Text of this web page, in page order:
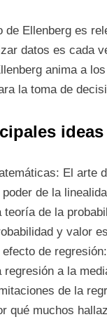
de Ellenberg es
datos es cada
anima a
la toma de
ideas
El arte
poder de la
teoría de la
y valor
efecto de
regresión a la
de la
qué muchos